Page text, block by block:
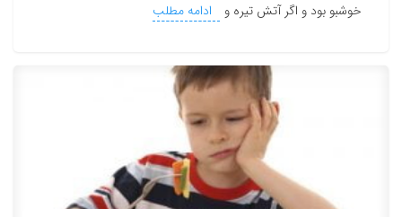
خوشبو بود و اگر آتش تیره و
ادامه مطلب